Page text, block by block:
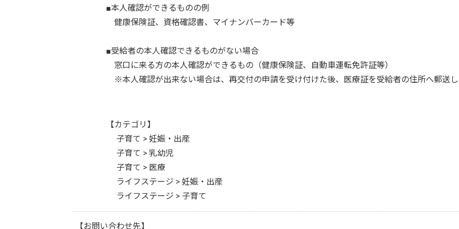
■本人確認ができるものの例
健康保険証、資格確認書、マイナンバーカード等
■受給者の本人確認できるものがない場合
窓口に来る方の本人確認ができるもの（健康保険証、自動車運転免許証等）
※本人確認が出来ない場合は、再交付の申請を受け付けた後、医療証を受給者の住所へ郵送
【カテゴリ】
子育て > 妊娠・出産
子育て > 乳幼児
子育て > 医療
ライフステージ > 妊娠・出産
ライフステージ > 子育て
【お問い合わせ先】